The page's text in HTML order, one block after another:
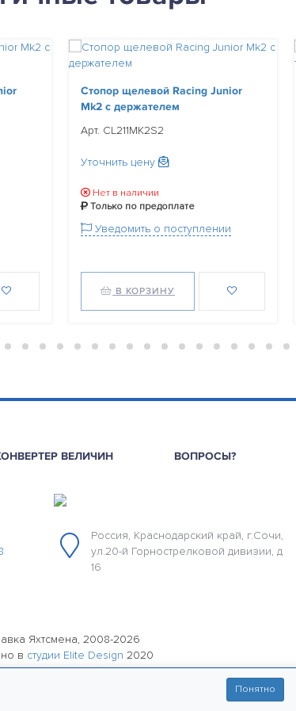
Стопор щелевой Racing Junior
Mk2 с держателем
Арт. CL211MK2S2
Уточнить цену
Нет в наличии
Только по предоплате
Уведомить о поступлении
В КОРЗИНУ
ВЕЛИЧИН ВОПРОСЫ?
Россия, Краснодарский край, г.Сочи,
ул.20-й Горнострелковой дивизии, д
16
Яхтсмена, 2008-2026
в студии Elite Design 2020
конфиденциальности
Понятно